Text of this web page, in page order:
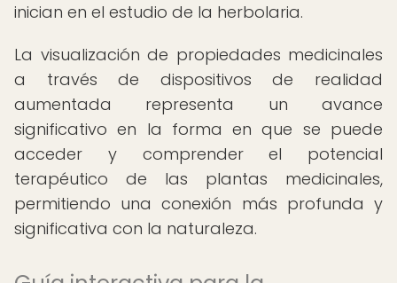
inician en el estudio de la herbolaria.
La visualización de propiedades medicinales
a través de dispositivos de realidad
aumentada representa un avance
significativo en la forma en que se puede
acceder y comprender el potencial
terapéutico de las plantas medicinales,
permitiendo una conexión más profunda y
significativa con la naturaleza.